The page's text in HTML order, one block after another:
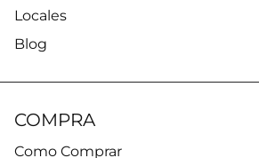
Locales
Blog
COMPRA
Como Comprar